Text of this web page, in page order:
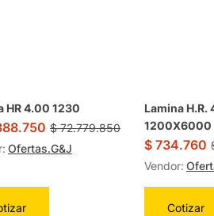
HR 4.00 1230
$72.779.850
Ofertas.G&J
Lamina H.R.
1200X6000
$ 734.760
Vendor:
Cotizar